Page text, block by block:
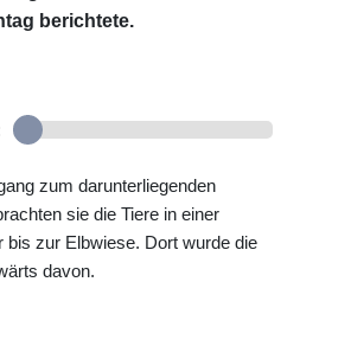
berichtete.
zum darunterliegenden
sie die Tiere in einer
bis zur Elbwiese. Dort wurde die
davon.